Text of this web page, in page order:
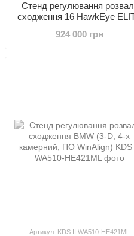
Стенд регулювання
сходження 16 HawkEye
924 000 грн
Артикул: KDS II WA510-HE421ML